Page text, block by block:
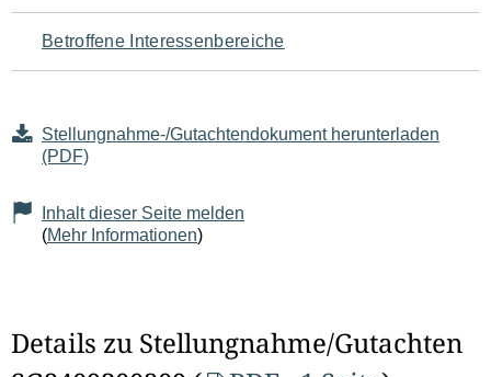
für
den
Seiteninhalt
Betroffene Interessenbereiche
Stellungnahme-/Gutachtendokument herunterladen
(PDF)
Inhalt dieser Seite melden
(Mehr Informationen)
Details zu Stellungnahme/Gutachten